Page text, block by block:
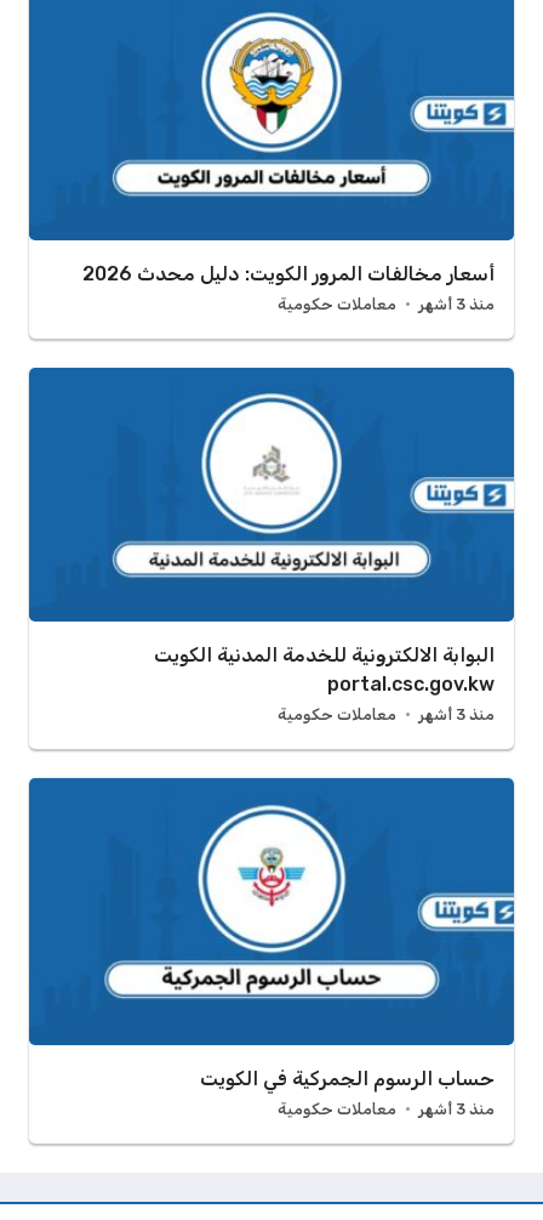
أسعار مخالفات المرور الكويت: دليل محدث 2026
منذ 3 أشهر معاملات حكومية
البوابة الالكترونية للخدمة المدنية الكويت
portal.csc.gov.kw
منذ 3 أشهر معاملات حكومية
حساب الرسوم الجمركية في الكويت
منذ 3 أشهر معاملات حكومية